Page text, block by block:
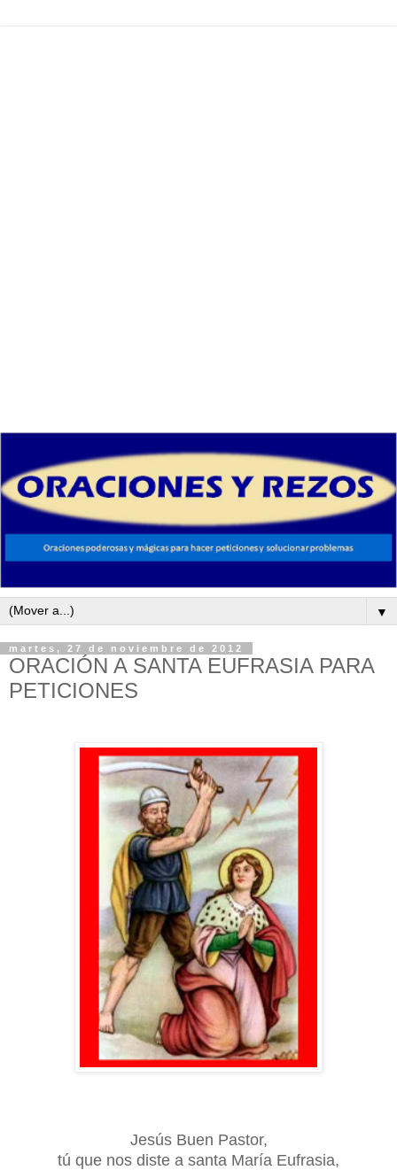
▼
martes, 27 de noviembre de 2012
ORACIÓN A SANTA EUFRASIA PARA
PETICIONES
Jesús Buen Pastor,
tú que nos diste a santa María Eufrasia,